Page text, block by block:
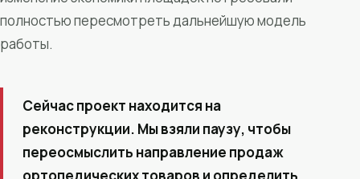
полностью пересмотреть дальнейшую модель
работы.
Сейчас проект находится на
реконструкции. Мы взяли паузу, чтобы
переосмыслить направление продаж